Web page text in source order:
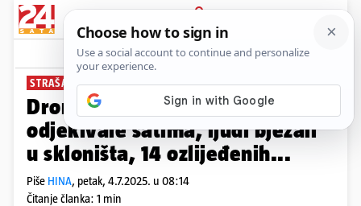
PRIJAVA
News Komentari
STRAŠAN NAPAD
Dronovi napali Kijev: Eksplozije
odjekivale satima, ljudi bježali
u skloništa, 14 ozlijeđenih...
Piše HINA, petak, 4.7.2025. u 08:14
Čitanje članka: 1 min